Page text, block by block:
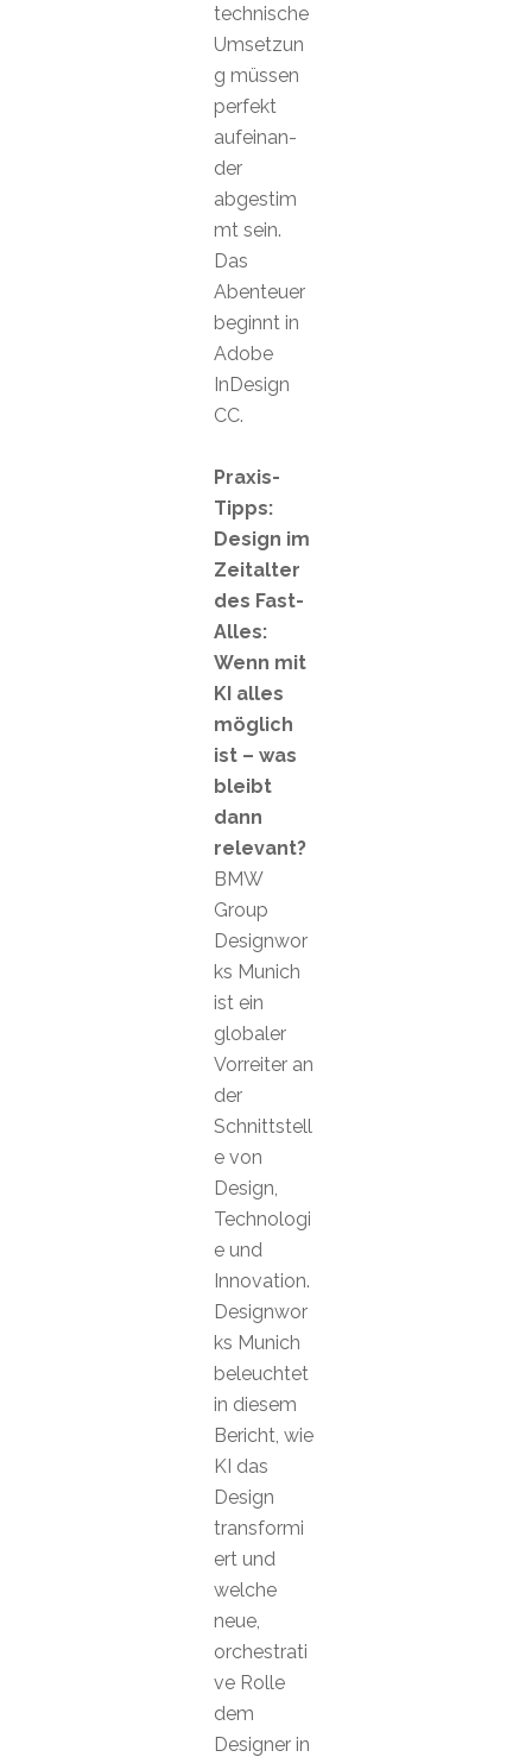
technische
Umsetzun
g müssen
perfekt
aufeinan-
der
abgestim
mt sein.
Das
Abenteuer
beginnt in
Adobe
InDesign
CC.
Praxis-
Tipps:
Design im
Zeitalter
des Fast-
Alles:
Wenn mit
KI alles
möglich
ist – was
bleibt
dann
relevant?
BMW
Group
Designwor
ks Munich
ist ein
globaler
Vorreiter an
der
Schnittstell
e von
Design,
Technologi
e und
Innovation.
Designwor
ks Munich
beleuchtet
in diesem
Bericht, wie
KI das
Design
transformi
ert und
welche
neue,
orchestrati
ve Rolle
dem
Designer in